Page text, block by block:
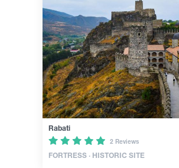
Rabati
2 Reviews
FORTRESS · HISTORIC SITE